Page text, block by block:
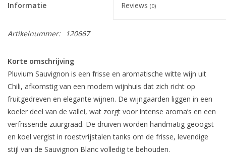
Informatie Reviews (0)
Artikelnummer: 120667
Korte omschrijving
Pluvium Sauvignon is een frisse en aromatische witte wijn uit
Chili, afkomstig van een modern wijnhuis dat zich richt op
fruitgedreven en elegante wijnen. De wijngaarden liggen in een
koeler deel van de vallei, wat zorgt voor intense aroma’s en een
verfrissende zuurgraad. De druiven worden handmatig geoogst
en koel vergist in roestvrijstalen tanks om de frisse, levendige
stijl van de Sauvignon Blanc volledig te behouden.